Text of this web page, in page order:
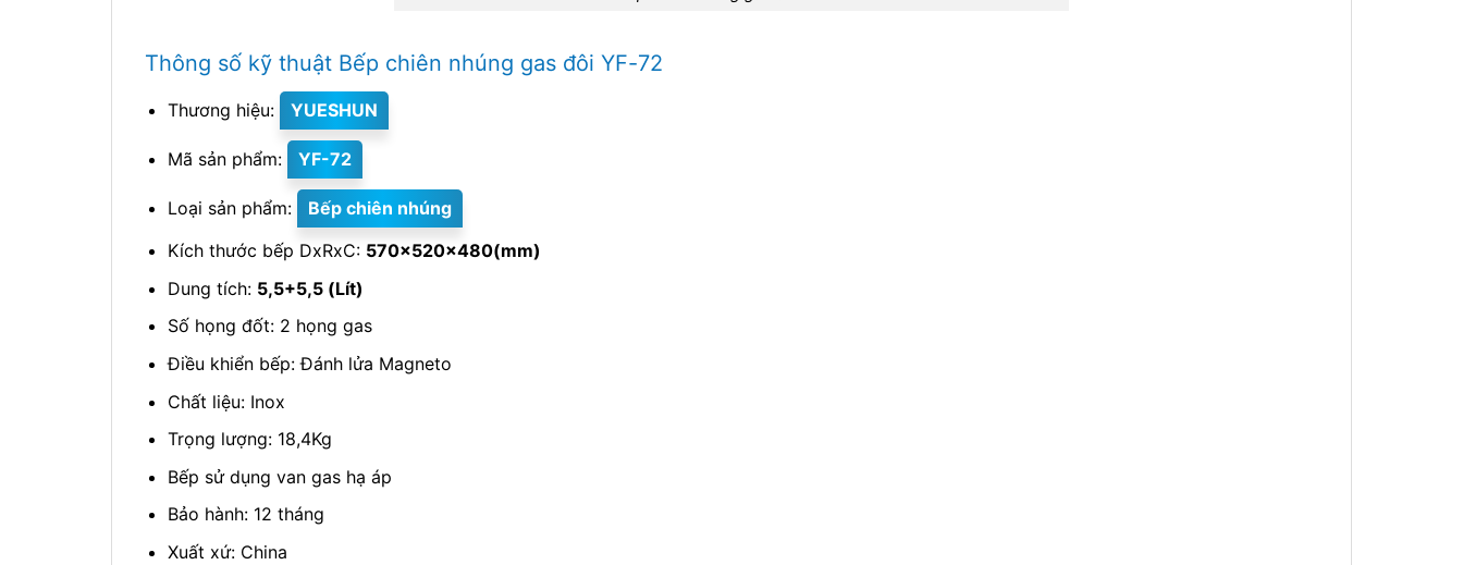
Thông số kỹ thuật Bếp chiên nhúng gas đôi YF-72
Thương hiệu: YUESHUN
Mã sản phẩm: YF-72
Loại sản phẩm:
Bếp chiên nhúng
Kích thước bếp DxRxC: 570x520x480(mm)
Dung tích: 5,5+5,5 (Lít)
Số họng đốt: 2 họng gas
Điều khiển bếp: Đánh lửa Magneto
Chất liệu: Inox
Trọng lượng: 18,4Kg
Bếp sử dụng van gas hạ áp
Bảo hành: 12 tháng
Xuất xứ: China